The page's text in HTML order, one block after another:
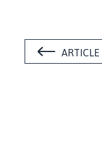
ARTICLE